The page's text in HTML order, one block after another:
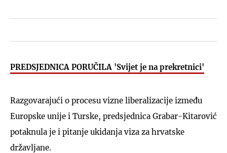
PREDSJEDNICA PORUČILA 'Svijet je na prekretnici'
Razgovarajući o procesu vizne liberalizacije između
Europske unije i Turske, predsjednica Grabar-Kitarović
potaknula je i pitanje ukidanja viza za hrvatske
državljane.